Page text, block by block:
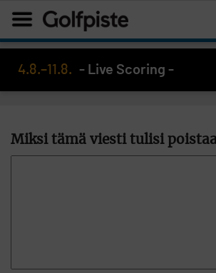
4.8.–11.8. - Live Scoring -
Miksi tämä viesti tulisi